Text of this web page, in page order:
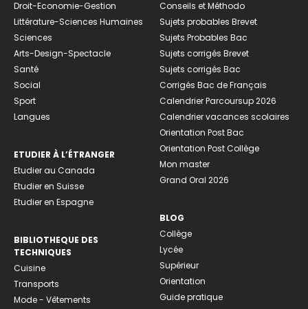
Droit-Economie-Gestion
Littérature-Sciences Humaines
Sciences
Arts-Design-Spectacle
Santé
Social
Sport
Langues
ETUDIER À L’ÉTRANGER
Etudier au Canada
Etudier en Suisse
Etudier en Espagne
BIBLIOTHEQUE DES
TECHNIQUES
Cuisine
Transports
Mode - Vêtements
Conseils et Méthodo
Sujets probables Brevet
Sujets Probables Bac
Sujets corrigés Brevet
Sujets corrigés Bac
Corrigés Bac de Français
Calendrier Parcoursup 2026
Calendrier vacances scolaires
Orientation Post Bac
Orientation Post Collège
Mon master
Grand Oral 2026
BLOG
Collège
Lycée
Supérieur
Orientation
Guide pratique